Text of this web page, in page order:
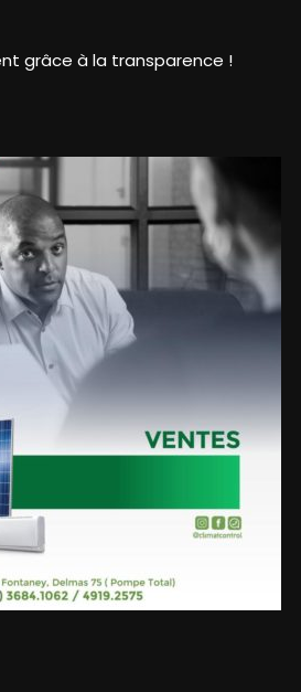
grâce à la transparence !